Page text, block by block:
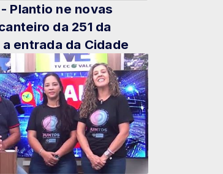
Plantio ne novas
da 251 da
entrada da Cidade